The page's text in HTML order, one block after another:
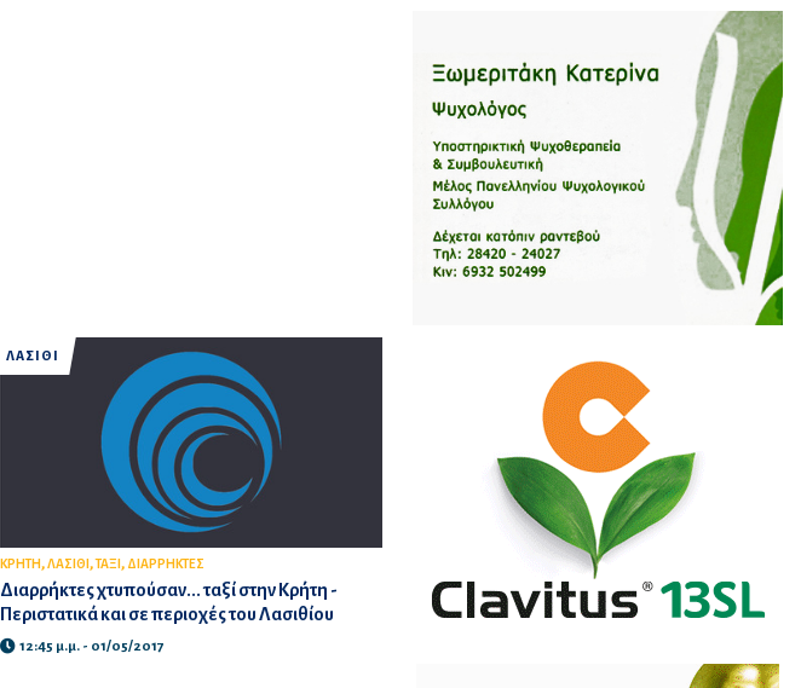
ΛΑΣΙΘΙ
ΚΡΗΤΗ,ΛΑΣΙΘΙ ,ΤΑΞΙ , ΔΙΑΡΡΗΚΤΕΣ
Διαρρήκτες χτυπούσαν... ταξί στην Κρήτη -
Περιστατικά και σε περιοχές του Λασιθίου
12:45 μ.μ. - 01/05/2017